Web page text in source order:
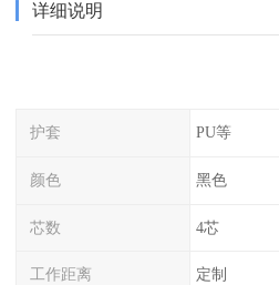
详细说明
护套 PU等
颜色 黑色
芯数 4芯
工作距离 定制